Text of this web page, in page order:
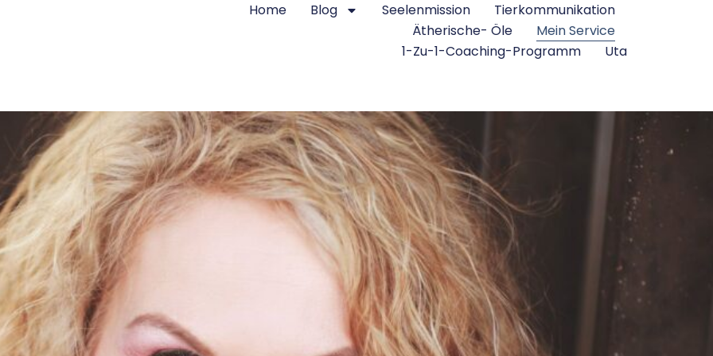
Home Blog Seelenmission
Tierkommunikation
Ätherische- Öle
Mein Service
1-Zu-1-Coaching-Programm
Uta